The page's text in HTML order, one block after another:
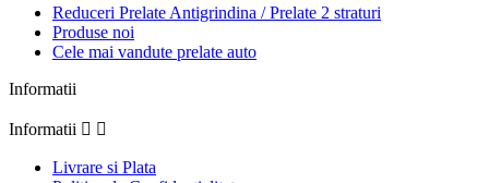
Reduceri Prelate Antigrindina / Prelate 2 straturi
Produse noi
Cele mai vandute prelate auto
Informatii
Informatii  
Livrare si Plata